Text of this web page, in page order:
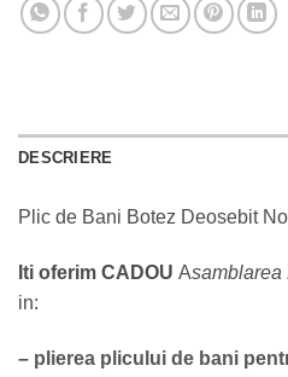
DESCRIERE
Plic de Bani Botez Deosebit
Iti oferim CADOU Asamblarea
in:
– plierea plicului de bani